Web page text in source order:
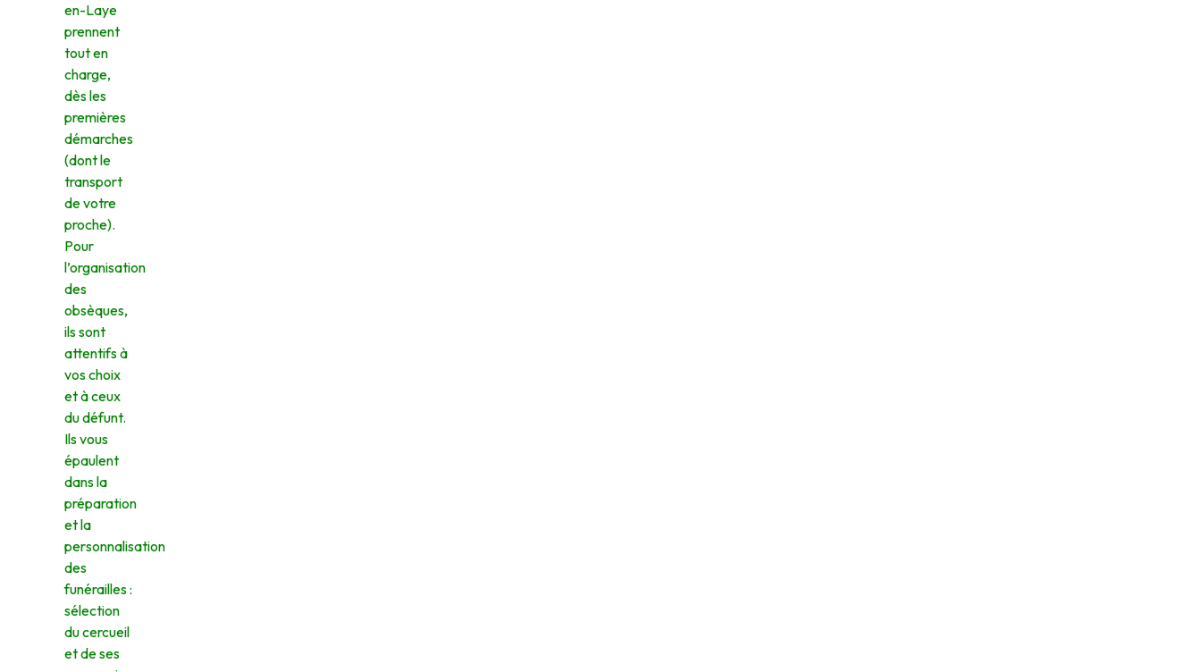
en-Laye
prennent
tout en
charge,
dès les
premières
démarches
(dont le
transport
de votre
proche).
Pour
l’organisation
des
obsèques,
ils sont
attentifs à
vos choix
et à ceux
du défunt.
Ils vous
épaulent
dans la
préparation
et la
personnalisation
des
funérailles :
sélection
du cercueil
et de ses